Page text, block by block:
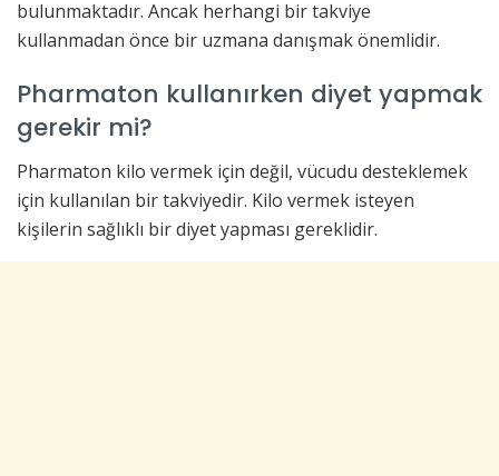
bulunmaktadır. Ancak herhangi bir takviye
kullanmadan önce bir uzmana danışmak önemlidir.
Pharmaton kullanırken diyet yapmak
gerekir mi?
Pharmaton kilo vermek için değil, vücudu desteklemek
için kullanılan bir takviyedir. Kilo vermek isteyen
kişilerin sağlıklı bir diyet yapması gereklidir.